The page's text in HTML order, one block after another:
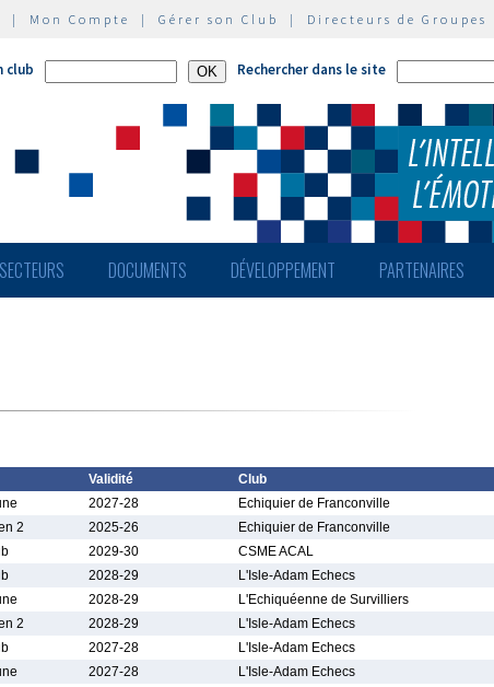
| Mon Compte | Gérer son Club | Directeurs de Groupes
club Rechercher dans le site
SECTEURS DOCUMENTS DÉVELOPPEMENT PARTENAIRES
Validité
Club
2027-28
Echiquier de Franconville
2 2025-26
Echiquier de Franconville
2029-30
CSME ACAL
2028-29
L'Isle-Adam Echecs
2028-29
L'Echiquéenne de Survilliers
2 2028-29
L'Isle-Adam Echecs
2027-28
L'Isle-Adam Echecs
2027-28
L'Isle-Adam Echecs